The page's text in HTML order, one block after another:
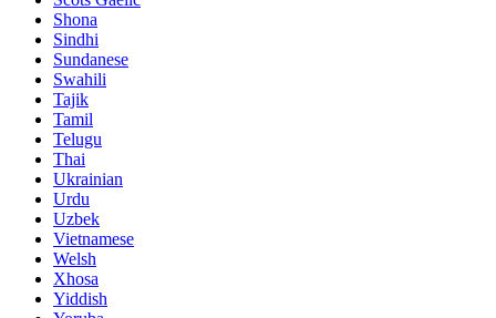
Shona
Sindhi
Sundanese
Swahili
Tajik
Tamil
Telugu
Thai
Ukrainian
Urdu
Uzbek
Vietnamese
Welsh
Xhosa
Yiddish